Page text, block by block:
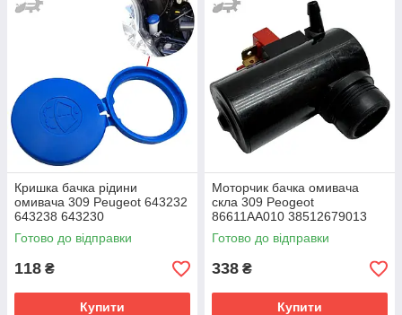
Кришка бачка рідини
омивача 309 Peugeot 643232
643238 643230
Готово до відправки
118 ₴
Купити
Моторчик бачка омивача
скла 309 Peogeot
86611AA010 38512679013
38410-70B20 38512SB0922
Готово до відправки
338 ₴
Купити